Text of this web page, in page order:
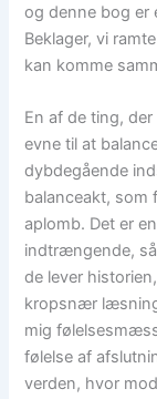
og denne bog er
Beklager, vi
kan komme
En af de ting,
evne til at
dybdegående
balanceakt, som
aplomb. Det er
indtrængende,
de lever
kropsnær
mig
følelse af
verden, hvor